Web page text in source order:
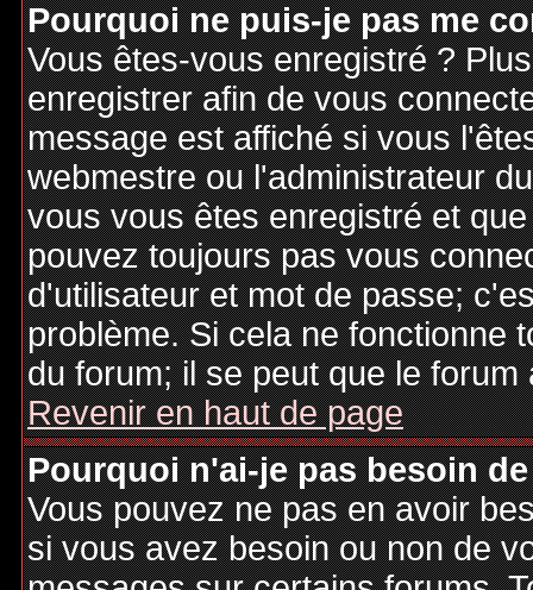
Pourquoi ne puis-je pas me
Vous êtes-vous enregistré ?
enregistrer afin de vous
message est affiché si vous
webmestre ou l'administrateur
vous vous êtes enregistré et
pouvez toujours pas vous
d'utilisateur et mot de passe;
problème. Si cela ne fonctionne
du forum; il se peut que le
Revenir en haut de page
Pourquoi n'ai-je pas besoin
Vous pouvez ne pas en avoir
si vous avez besoin ou non de